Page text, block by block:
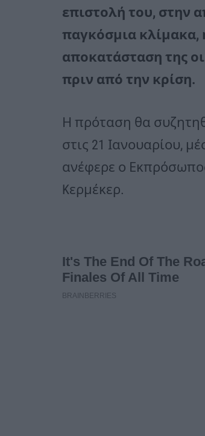
επιστολή του, στην
παγκόσμια κλίμακα,
αποκατάσταση της
πριν από την κρίση.
Η πρόταση θα
στις 21 Ιανουαρίου,
ανέφερε ο
Kερμέκερ.